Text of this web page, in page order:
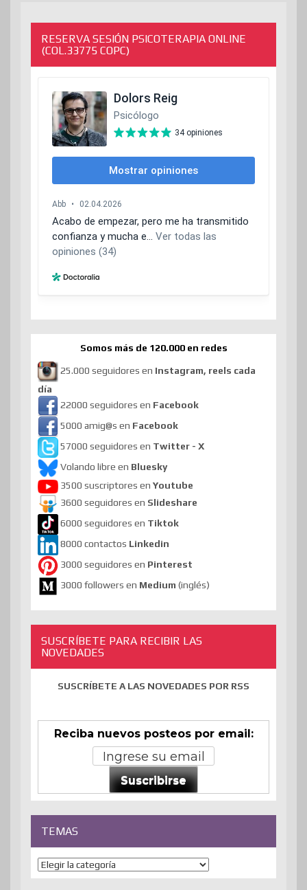
RESERVA SESIÓN PSICOTERAPIA ONLINE
(COL.33775 COPC)
Somos más de 120.000 en redes
25.000 seguidores en Instagram, reels cada
día
22000 seguidores en Facebook
5000 amig@s en Facebook
57000 seguidores en Twitter - X
Volando libre en Bluesky
3500 suscriptores en Youtube
3600 seguidores en Slideshare
6000 seguidores en Tiktok
8000 contactos Linkedin
3000 seguidores en Pinterest
3000 followers en Medium (inglés)
SUSCRÍBETE PARA RECIBIR LAS
NOVEDADES
SUSCRÍBETE A LAS NOVEDADES POR RSS
Reciba nuevos posteos por email:
Suscribirse
TEMAS
Temas